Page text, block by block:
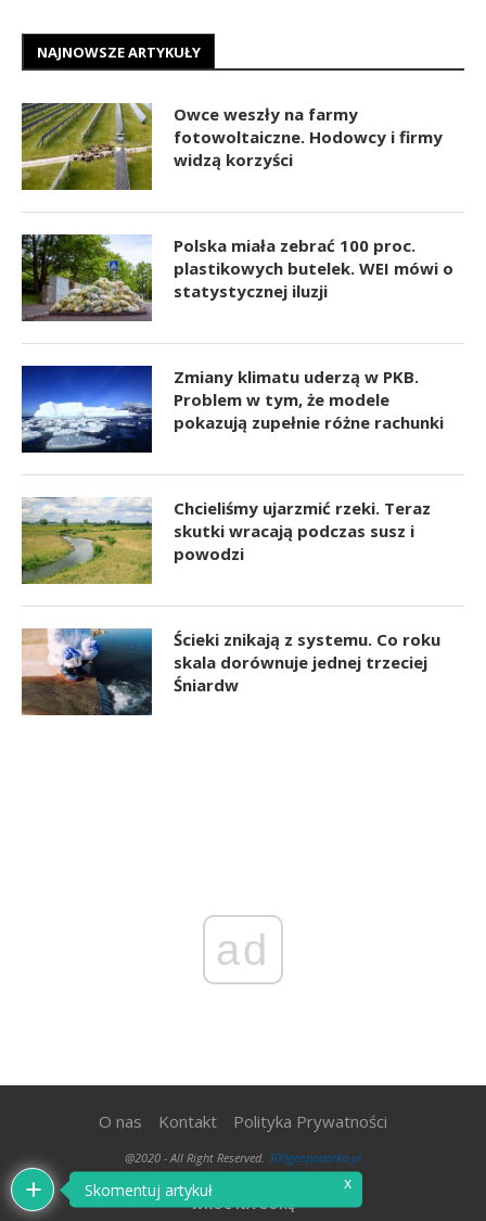
NAJNOWSZE ARTYKUŁY
Owce weszły na farmy
fotowoltaiczne. Hodowcy i firmy
widzą korzyści
Polska miała zebrać 100 proc.
plastikowych butelek. WEI mówi o
statystycznej iluzji
Zmiany klimatu uderzą w PKB.
Problem w tym, że modele
pokazują zupełnie różne rachunki
Chcieliśmy ujarzmić rzeki. Teraz
skutki wracają podczas susz i
powodzi
Ścieki znikają z systemu. Co roku
skala dorównuje jednej trzeciej
Śniardw
ad
O nas Kontakt Polityka Prywatności
@2020 - All Right Reserved. 300gospodarka.pl
WRÓĆ NA GÓRĘ
Skomentuj artykuł x